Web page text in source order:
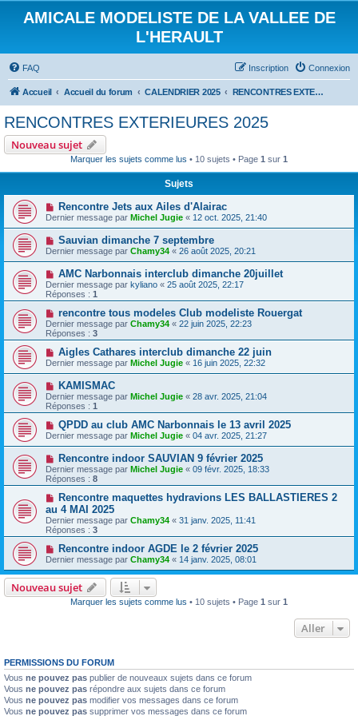
AMICALE MODELISTE DE LA VALLEE DE
L'HERAULT
FAQ Connexion
Inscription
Accueil Accueil du forum CALENDRIER 2025 RENCONTRES EXTERIEURES 2025
RENCONTRES EXTERIEURES 2025
Nouveau sujet
Marquer les sujets comme lus • 10 sujets • Page 1 sur 1
Sujets
Rencontre Jets aux Ailes d'Alairac
Dernier message par Michel Jugie « 12 oct. 2025, 21:40
Sauvian dimanche 7 septembre
Dernier message par Chamy34 « 26 août 2025, 20:21
AMC Narbonnais interclub dimanche 20juillet
Dernier message par kyliano « 25 août 2025, 22:17
Réponses : 1
rencontre tous modeles Club modeliste Rouergat
Dernier message par Chamy34 « 22 juin 2025, 22:23
Réponses : 3
Aigles Cathares interclub dimanche 22 juin
Dernier message par Michel Jugie « 16 juin 2025, 22:32
KAMISMAC
Dernier message par Michel Jugie « 28 avr. 2025, 21:04
Réponses : 1
QPDD au club AMC Narbonnais le 13 avril 2025
Dernier message par Michel Jugie « 04 avr. 2025, 21:27
Rencontre indoor SAUVIAN 9 février 2025
Dernier message par Michel Jugie « 09 févr. 2025, 18:33
Réponses : 8
Rencontre maquettes hydravions LES BALLASTIERES 2
au 4 MAI 2025
Dernier message par Chamy34 « 31 janv. 2025, 11:41
Réponses : 3
Rencontre indoor AGDE le 2 février 2025
Dernier message par Chamy34 « 14 janv. 2025, 08:01
Nouveau sujet
Marquer les sujets comme lus • 10 sujets • Page 1 sur 1
Aller
PERMISSIONS DU FORUM
Vous ne pouvez pas publier de nouveaux sujets dans ce forum
Vous ne pouvez pas répondre aux sujets dans ce forum
Vous ne pouvez pas modifier vos messages dans ce forum
Vous ne pouvez pas supprimer vos messages dans ce forum